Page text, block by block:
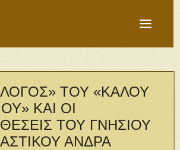
ΤΟΥ «ΚΑΛΟΥ
ΚΑΙ ΟΙ
ΤΟΥ ΓΝΗΣΙΟΥ
ΑΝΔΡΑ